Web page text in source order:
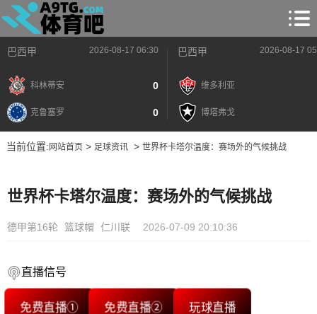
巴西甲 2026-08-17 06:30
科林蒂安 0
克鲁塞罗 0
巴西甲 2026-08-17
维多利亚
博塔弗戈
当前位置: 网站首页> 足球资讯> 世界杯卡塔尔温度：赛场外的气候挑战
世界杯卡塔尔温度：赛场外的气候挑战
德甲第16轮 篮球帽 仁川联 2026-07-09 20:10:36
直播信号
免费直播① 免费直播② 玩球直播